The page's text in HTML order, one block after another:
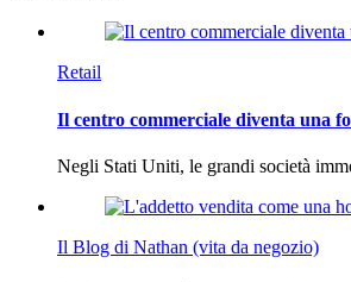
Retail
Il centro commerciale diventa una
Negli Stati Uniti, le grandi società
Il Blog di Nathan (vita da negozio)